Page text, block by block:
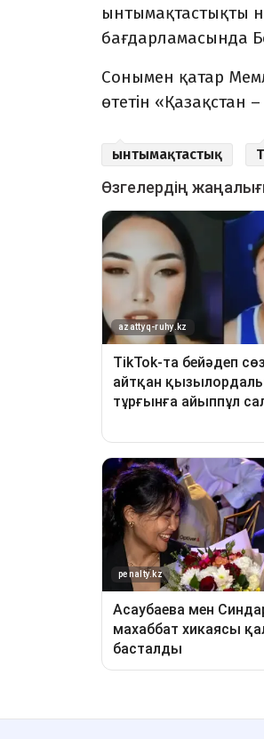
ынтымақтастықты
бағдарламасында
Сонымен қатар
өтетін «Қазақстан
ынтымақтастық